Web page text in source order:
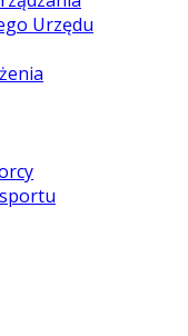
Urzędu